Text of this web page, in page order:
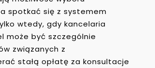
spotkać się z systemem
wtedy, gdy kancelaria
może być szczególnie
związanych z
stałą opłatę za konsultacje